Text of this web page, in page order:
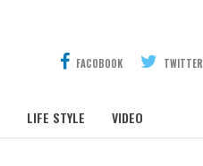
FACOBOOK TWITTER
LIFE STYLE VIDEO